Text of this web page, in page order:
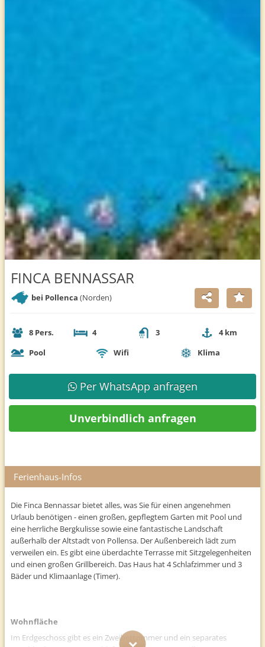
FINCA BENNASSAR
bei Pollenca (Norden)
8 Pers. 4 3
4 km
Pool
Wifi Klima
Per WhatsApp anfragen
Unverbindlich anfragen
Ferienhaus-Infos
Die Finca Bennassar bietet alles, was Sie für einen angenehmen
Urlaub benötigen - einen großen, gepflegtem Garten mit Pool und
eine herrliche Bergkulisse sowie eine fantastische Landschaft
außerhalb der Altstadt von Pollensa. Der Außenbereich lädt zum
verweilen ein. Es gibt eine überdachte Terrasse mit Sitzgelegenheiten
und einen großen Grillbereich. Das Haus hat 4 Schlafzimmer und 3
Bäder und Klimaanlage (Timer).
Wohnfläche
Im Erdgeschoss gibt es ein Zweibettzimmer und ein separates